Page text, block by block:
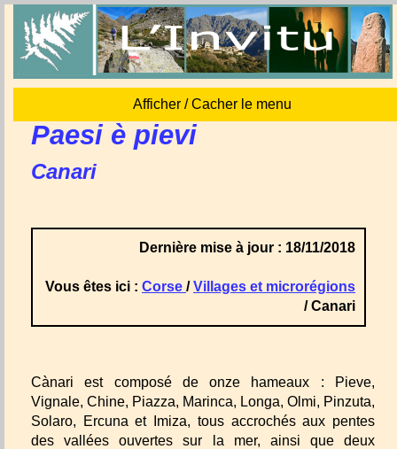
Afficher / Cacher le menu
Paesi è pievi
Canari
Dernière mise à jour : 18/11/2018
Vous êtes ici : Corse /Villages et microrégions
/ Canari
Cànari est composé de onze hameaux : Pieve,
Vignale, Chine, Piazza, Marinca, Longa, Olmi, Pinzuta,
Solaro, Ercuna et Imiza, tous accrochés aux pentes
des vallées ouvertes sur la mer, ainsi que deux